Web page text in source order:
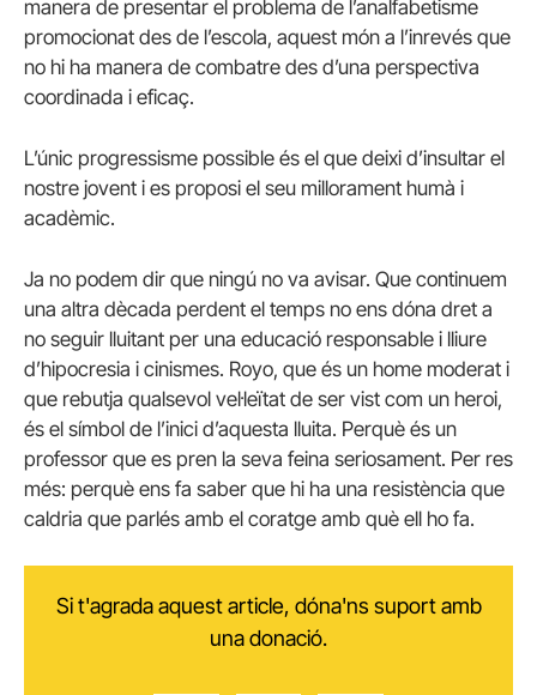
manera de presentar el problema de l’analfabetisme
promocionat des de l’escola, aquest món a l’inrevés que
no hi ha manera de combatre des d’una perspectiva
coordinada i eficaç.
L’únic progressisme possible és el que deixi d’insultar el
nostre jovent i es proposi el seu millorament humà i
acadèmic.
Ja no podem dir que ningú no va avisar. Que continuem
una altra dècada perdent el temps no ens dóna dret a
no seguir lluitant per una educació responsable i lliure
d’hipocresia i cinismes. Royo, que és un home moderat i
que rebutja qualsevol vel·leïtat de ser vist com un heroi,
és el símbol de l’inici d’aquesta lluita. Perquè és un
professor que es pren la seva feina seriosament. Per res
més: perquè ens fa saber que hi ha una resistència que
caldria que parlés amb el coratge amb què ell ho fa.
Si t'agrada aquest article, dóna'ns suport amb
una donació.